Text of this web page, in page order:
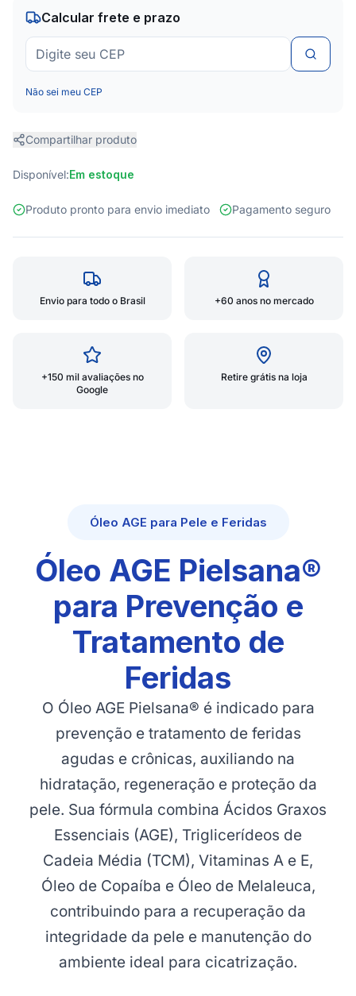
Calcular frete e prazo
Não sei meu CEP
Compartilhar produto
Disponível:Em estoque
Produto pronto para envio imediato Pagamento seguro
Envio para todo o Brasil +60 anos no mercado
+150 mil avaliações no
Google
Retire grátis na loja
Óleo AGE para Pele e Feridas
Óleo AGE Pielsana®
para Prevenção e
Tratamento de
Feridas
O Óleo AGE Pielsana® é indicado para
prevenção e tratamento de feridas
agudas e crônicas, auxiliando na
hidratação, regeneração e proteção da
pele. Sua fórmula combina Ácidos Graxos
Essenciais (AGE), Triglicerídeos de
Cadeia Média (TCM), Vitaminas A e E,
Óleo de Copaíba e Óleo de Melaleuca,
contribuindo para a recuperação da
integridade da pele e manutenção do
ambiente ideal para cicatrização.